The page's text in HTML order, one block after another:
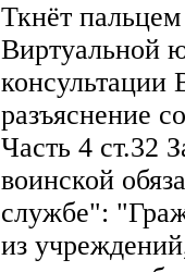
Ткнёт
Виртуальной
консультации
разъяснение
Часть 4 ст.32
воинской
службе":
из